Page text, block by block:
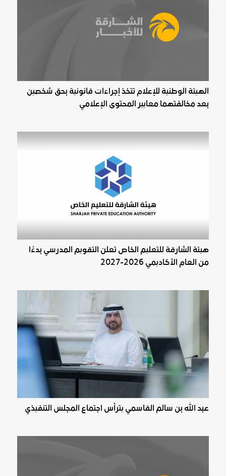
الهيئة الوطنية للإعلام تتخذ إجراءات قانونية بحق شخصين
بعد مخالفتهما معايير المحتوى الإعلامي
هيئة الشارقة للتعليم الخاص تعلن التقويم المدرسي بدءًا
من العام الأكاديمي 2026-2027
عبد الله بن سالم القاسمي يترأس اجتماع المجلس التنفيذي